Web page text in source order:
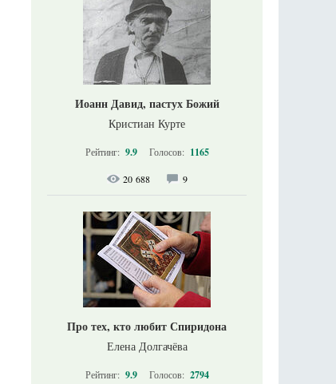
Иоанн Давид, пастух Божий
Кристиан Курте
Рейтинг: 9.9 Голосов: 1165
20 688 9
Про тех, кто любит Спиридона
Елена Долгачёва
Рейтинг: 9.9 Голосов: 2794